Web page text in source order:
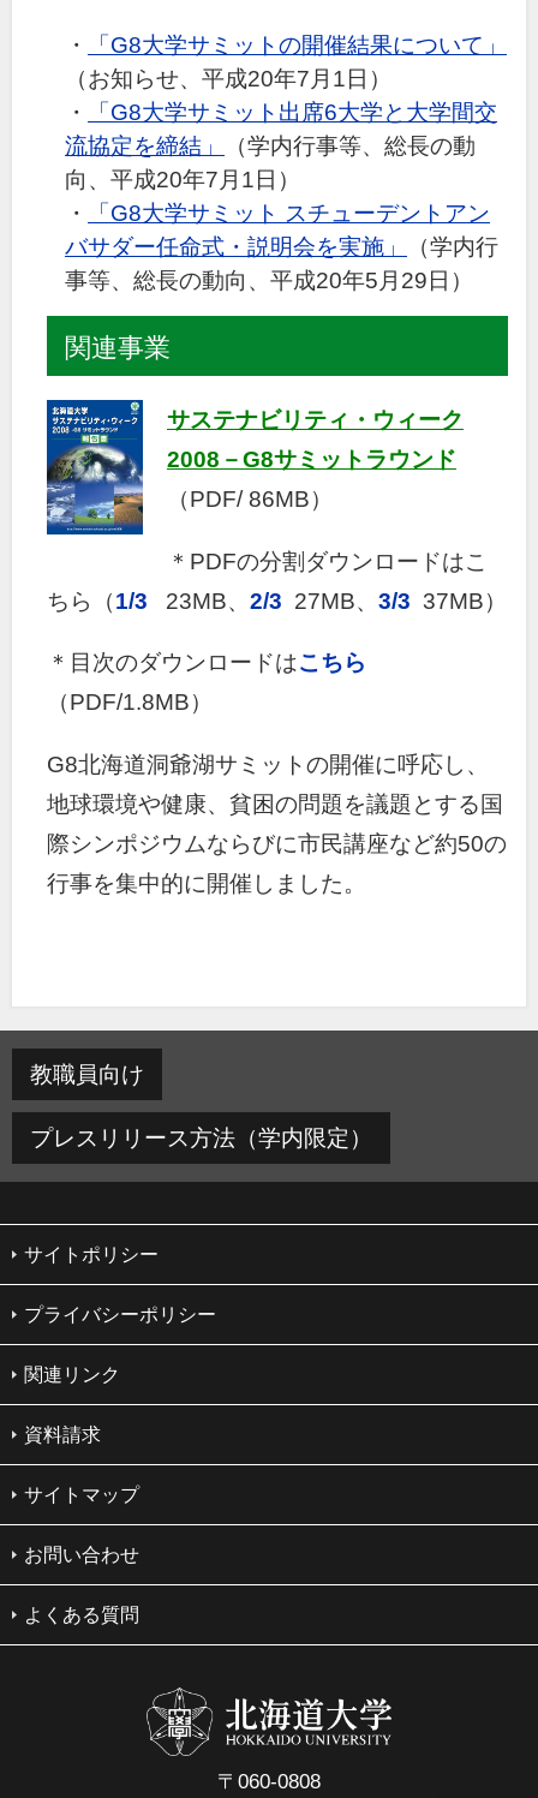
・
「G8大学サミットの開催結果について」
（お知らせ、平成20年7月1日）
・
「G8大学サミット出席6大学と大学間交
流協定を締結」
（学内行事等、総長の動
向、平成20年7月1日）
・
「G8大学サミット スチューデントアン
バサダー任命式・説明会を実施」
（学内行
事等、総長の動向、平成20年5月29日）
関連事業
サステナビリティ・ウィーク
2008－G8サミットラウンド
（PDF/ 86MB）
＊PDFの分割ダウンロードはこ
ちら（1/3 23MB、 2/3 27MB、 3/3 37MB）
＊目次のダウンロードはこちら
（PDF/1.8MB）
G8北海道洞爺湖サミットの開催に呼応し、
地球環境や健康、貧困の問題を議題とする国
際シンポジウムならびに市民講座など約50の
行事を集中的に開催しました。
教職員向け
プレスリリース方法（学内限定）
サイトポリシー
プライバシーポリシー
関連リンク
資料請求
サイトマップ
お問い合わせ
よくある質問
〒060-0808